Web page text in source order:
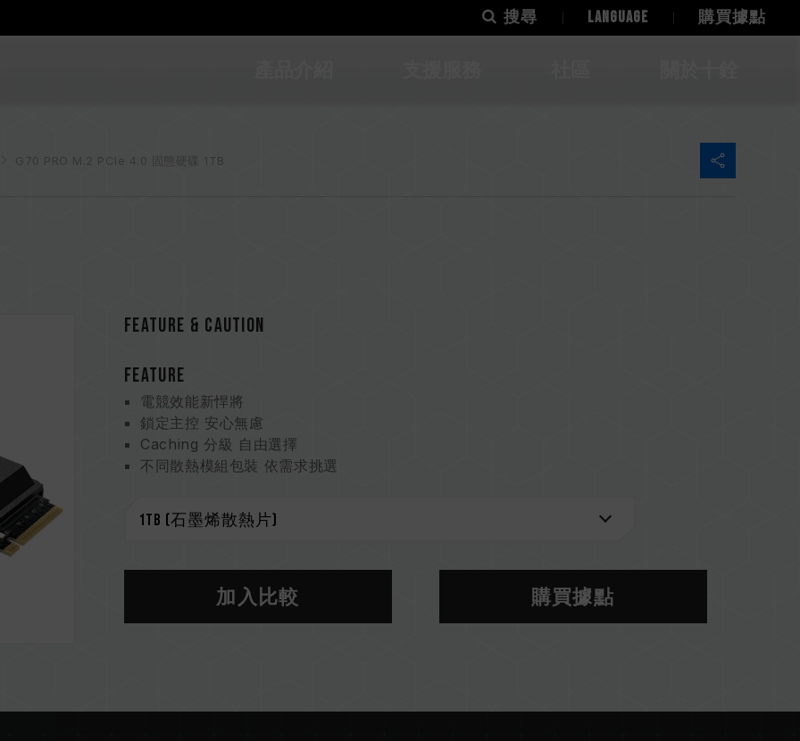
搜尋 LANGUAGE 購買據點
G70 PRO M.2 PCIe 4.0 固態硬碟 1TB
FEATURE & CAUTION
FEATURE
電競效能新悍將
鎖定主控 安心無慮
Caching 分級 自由選擇
不同散熱模組包裝 依需求挑選
智慧健康監控大師
環保尖兵守護地球
美國發明專利 (證書號 : US11051392B2)
台灣發明專利 (證書號 : I703921)
加入比較 購買據點